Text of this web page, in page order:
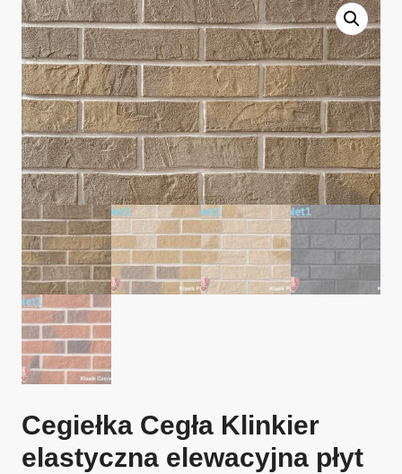
Cegiełka Cegła Klinkier
elastyczna elewacyjna płyt